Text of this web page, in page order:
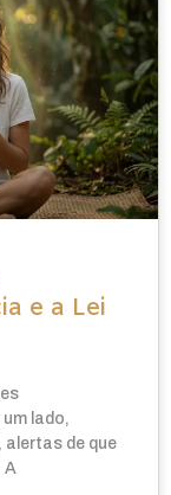
e a Lei
lado,
alertas de que
A